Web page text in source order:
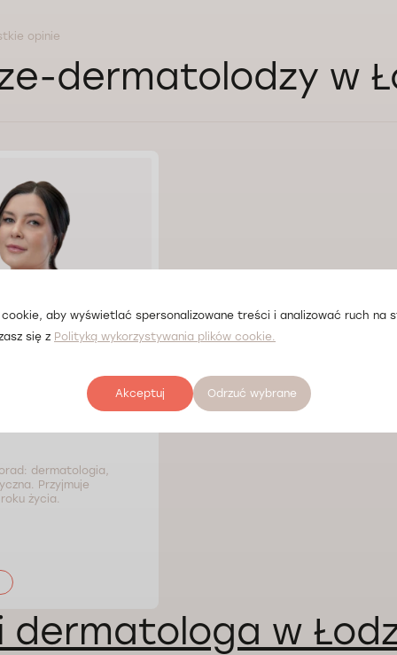
opinie
dermatolodzy w
dermatologia,
Przyjmuje
życia.
dermatologa w
cookie, aby wyświetlać spersonalizowane treści i analizować ruch na
się z Polityką wykorzystywania plików cookie.
Akceptuj Odrzuć wybrane